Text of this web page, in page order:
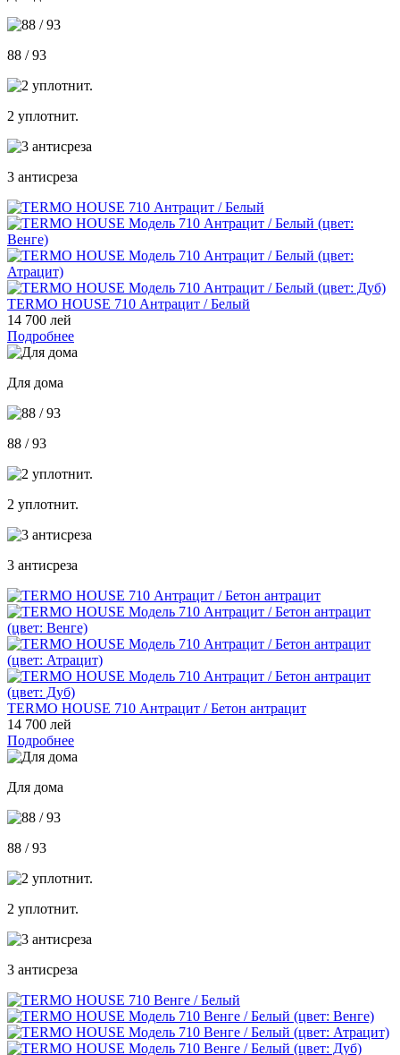
88 / 93
2 уплотнит.
3 антисреза
TERMO HOUSE 710 Антрацит / Белый
14 700 лей
Подробнее
Для дома
88 / 93
2 уплотнит.
3 антисреза
TERMO HOUSE 710 Антрацит / Бетон антрацит
14 700 лей
Подробнее
Для дома
88 / 93
2 уплотнит.
3 антисреза